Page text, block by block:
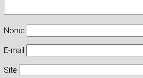
Nome
E-mail
Site